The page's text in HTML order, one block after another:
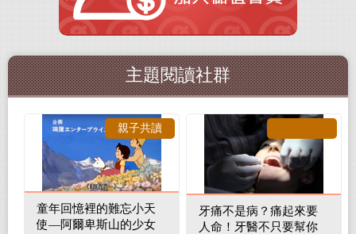
主題閱讀社群
童年回憶裡的難忘小天
使—阿爾卑斯山的少女
親子共讀
牙痛不是病？痛起來要
人命！牙醫不只要幫你